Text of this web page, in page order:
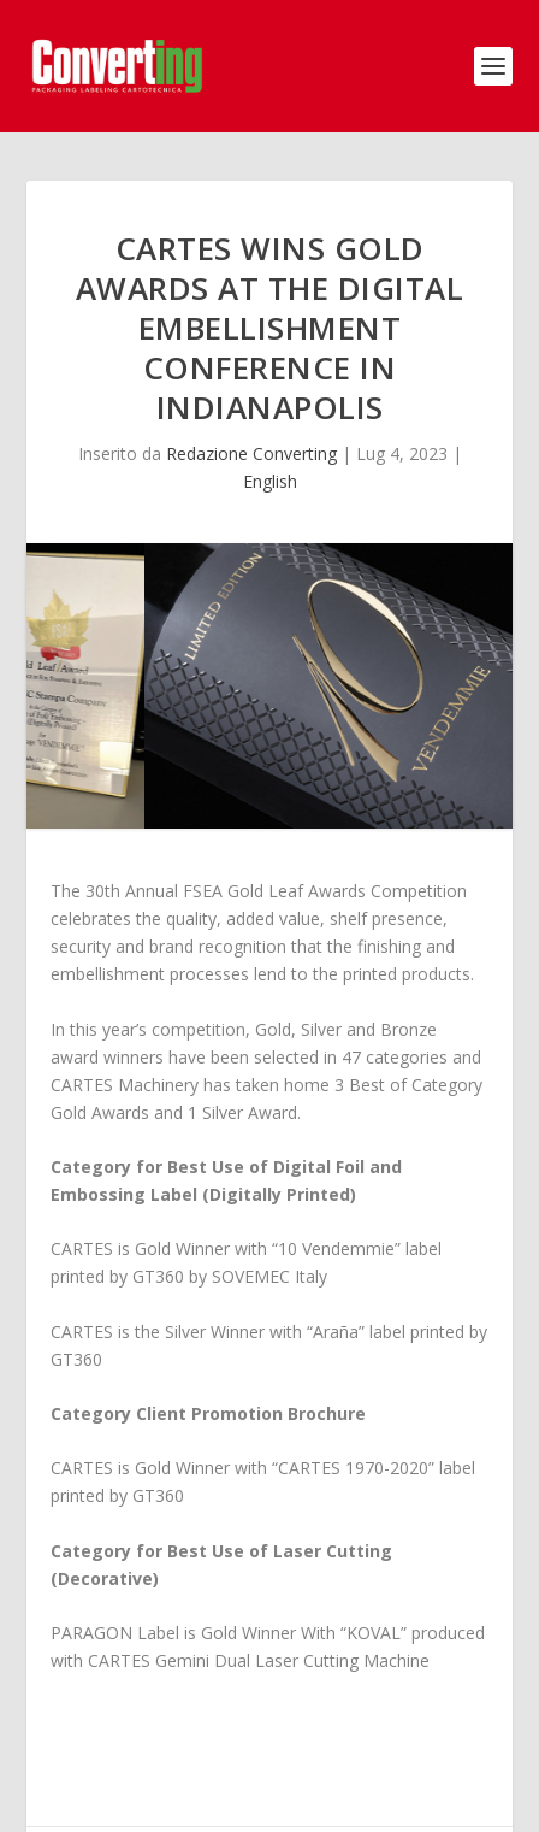
CARTES WINS GOLD
AWARDS AT THE DIGITAL
EMBELLISHMENT
CONFERENCE IN
INDIANAPOLIS
Inserito da Redazione Converting| Lug 4, 2023 |
English
The 30th Annual FSEA Gold Leaf Awards Competition
celebrates the quality, added value, shelf presence,
security and brand recognition that the finishing and
embellishment processes lend to the printed products.
In this year’s competition, Gold, Silver and Bronze
award winners have been selected in 47 categories and
CARTES Machinery has taken home 3 Best of Category
Gold Awards and 1 Silver Award.
Category for Best Use of Digital Foil and
Embossing Label (Digitally Printed)
CARTES is Gold Winner with “10 Vendemmie” label
printed by GT360 by SOVEMEC Italy
CARTES is the Silver Winner with “Araña” label printed by
GT360
Category Client Promotion Brochure
CARTES is Gold Winner with “CARTES 1970-2020” label
printed by GT360
Category for Best Use of Laser Cutting
(Decorative)
PARAGON Label is Gold Winner With “KOVAL” produced
with CARTES Gemini Dual Laser Cutting Machine